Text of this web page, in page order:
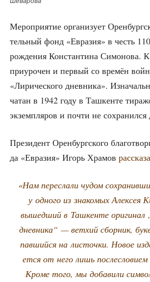
Меро­при­я­тие орга­ни­зу­ет
тель­ный фонд «Евра­зия» в честь
рож­де­ния Кон­стан­ти­на Симо­но­ва.
при­уро­чен и пер­вый со вре­мён
«Лири­че­ско­го днев­ни­ка».
ча­тан в 1942 году в Таш­кен­те
экзем­пля­ров и почти не
Пре­зи­дент Орен­бург­ско­го
да «Евра­зия» Игорь Хра­мов
«Нам пере­сла­ли чудом
у одно­го из зна­ко­мых Алек­сея
вышед­ший в Таш­кен­те ори­ги­нал
днев­ни­ка“ — вет­хий сбор­ник,
пав­ший­ся на листоч­ки. Новое
ет­ся от него лишь
Кро­ме того, мы доба­ви­ли